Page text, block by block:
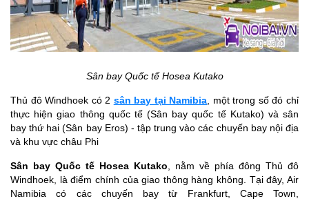
Sân bay Quốc tế Hosea Kutako
Thủ đô Windhoek có 2 sân bay tại Namibia, một trong số đó chỉ
thực hiện giao thông quốc tế (Sân bay quốc tế Kutako) và sân
bay thứ hai (Sân bay Eros) - tập trung vào các chuyến bay nội địa
và khu vực châu Phi
Sân bay Quốc tế Hosea Kutako, nằm về phía đông Thủ đô
Windhoek, là điểm chính của giao thông hàng không. Tại đây, Air
Namibia có các chuyến bay từ Frankfurt, Cape Town,